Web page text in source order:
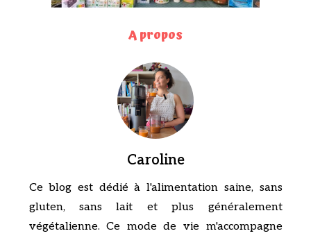
A propos
Caroline
Ce blog est dédié à l'alimentation saine, sans
gluten, sans lait et plus généralement
végétalienne. Ce mode de vie m'accompagne